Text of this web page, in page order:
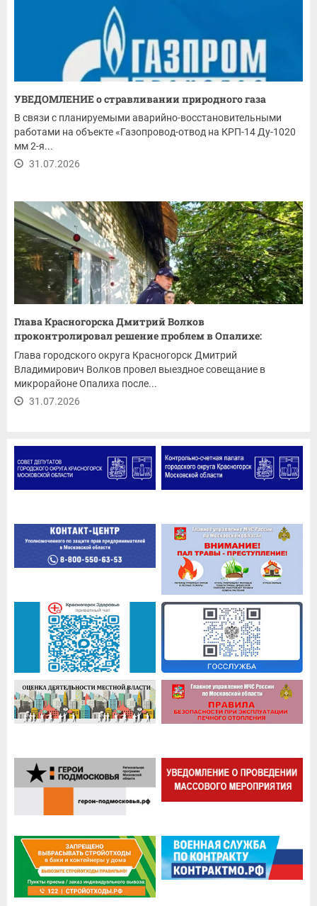
УВЕДОМЛЕНИЕ о стравливании природного газа
В связи с планируемыми аварийно-восстановительными
работами на объекте «Газопровод-отвод на КРП-14 Ду-1020
мм 2-я...
31.07.2026
Глава Красногорска Дмитрий Волков
проконтролировал решение проблем в Опалихе:
ремонт...
Глава городского округа Красногорск Дмитрий
Владимирович Волков провел выездное совещание в
микрорайоне Опалиха после...
31.07.2026